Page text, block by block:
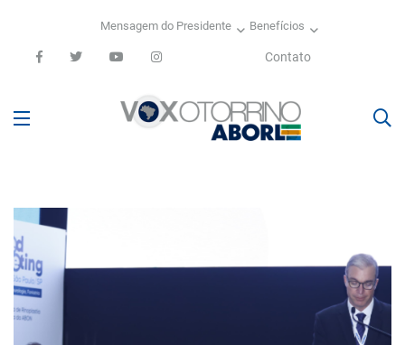
Mensagem do Presidente Benefícios
Contato